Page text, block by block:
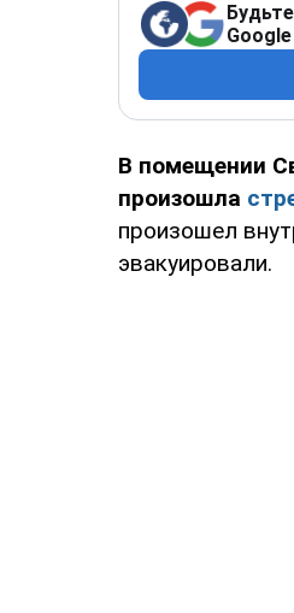
Google
В помещении
произошла
произошел
эвакуировали.